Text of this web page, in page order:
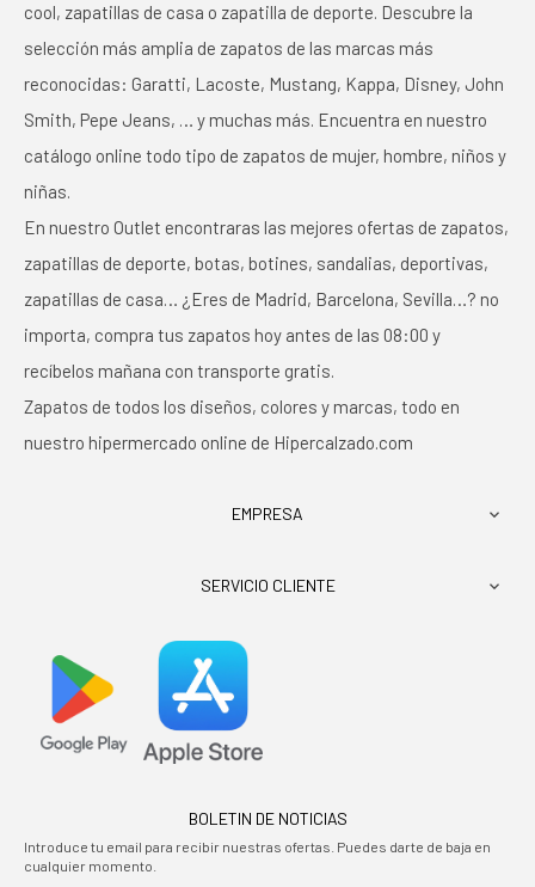
cool, zapatillas de casa o zapatilla de deporte. Descubre la
selección más amplia de zapatos de las marcas más
reconocidas: Garatti, Lacoste, Mustang, Kappa, Disney, John
Smith, Pepe Jeans, … y muchas más. Encuentra en nuestro
catálogo online todo tipo de zapatos de mujer, hombre, niños y
niñas.
En nuestro Outlet encontraras las mejores ofertas de zapatos,
zapatillas de deporte, botas, botines, sandalias, deportivas,
zapatillas de casa… ¿Eres de Madrid, Barcelona, Sevilla…? no
importa, compra tus zapatos hoy antes de las 08:00 y
recíbelos mañana con transporte gratis.
Zapatos de todos los diseños, colores y marcas, todo en
nuestro hipermercado online de Hipercalzado.com
EMPRESA 
SERVICIO CLIENTE 
BOLETIN DE NOTICIAS
Introduce tu email para recibir nuestras ofertas. Puedes darte de baja en
cualquier momento.